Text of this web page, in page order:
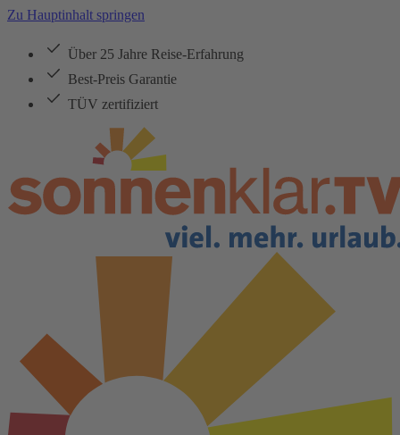
Zu Hauptinhalt springen
Über 25 Jahre Reise-Erfahrung
Best-Preis Garantie
TÜV zertifiziert